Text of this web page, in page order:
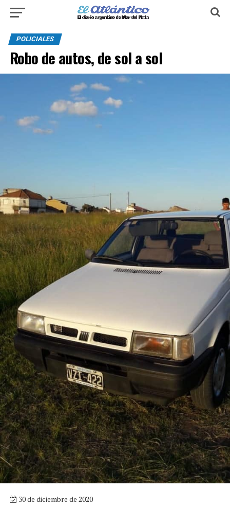
POLICIALES
Robo de autos, de sol a sol
30 de diciembre de 2020